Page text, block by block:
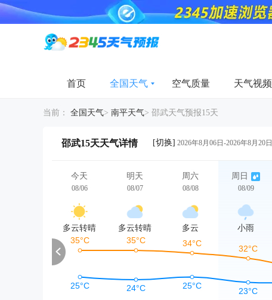
首页 全国天气 空气质量 天气视频
当前： 全国天气> 南平天气> 邵武天气预报15天
邵武15天天气详情 [切换] 2026年8月06日-2026年8月20日
今天
08/06
多云转晴
明天
08/07
多云转晴
周六
08/08
多云
周日
08/09
小雨